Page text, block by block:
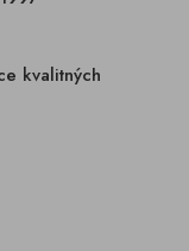
kvalitných